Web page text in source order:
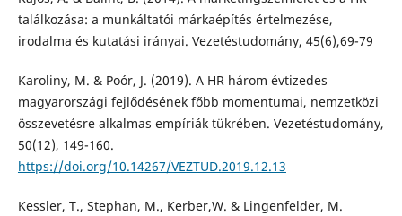
találkozása: a munkáltatói márkaépítés értelmezése,
irodalma és kutatási irányai. Vezetéstudomány, 45(6),69-79
Karoliny, M. & Poór, J. (2019). A HR három évtizedes
magyarországi fejlődésének főbb momentumai, nemzetközi
összevetésre alkalmas empíriák tükrében. Vezetéstudomány,
50(12), 149-160.
https://doi.org/10.14267/VEZTUD.2019.12.13
Kessler, T., Stephan, M., Kerber,W. & Lingenfelder, M.